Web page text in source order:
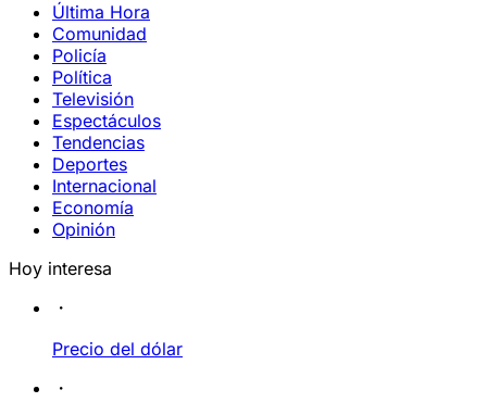
Última Hora
Comunidad
Policía
Política
Televisión
Espectáculos
Tendencias
Deportes
Internacional
Economía
Opinión
Hoy interesa
Precio del dólar